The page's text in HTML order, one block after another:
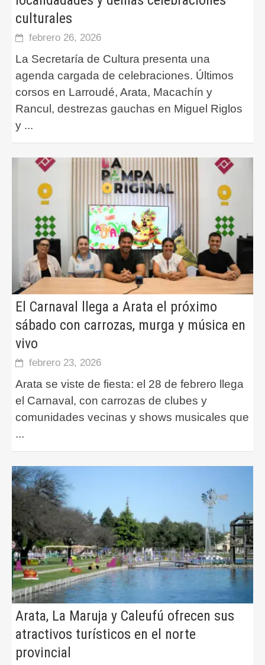
culturales
febrero 26, 2026
La Secretaría de Cultura presenta una
agenda cargada de celebraciones. Últimos
corsos en Larroudé, Arata, Macachín y
Rancul, destrezas gauchas en Miguel Riglos
y ...
El Carnaval llega a Arata el próximo
sábado con carrozas, murga y música en
vivo
febrero 23, 2026
Arata se viste de fiesta: el 28 de febrero llega
el Carnaval, con carrozas de clubes y
comunidades vecinas y shows musicales que
...
Arata, La Maruja y Caleufú ofrecen sus
atractivos turísticos en el norte
provincial